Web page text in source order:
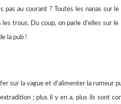
au courant ? Toutes les nanas sur
trous. Du coup, on parle d’elles sur
la pub !
sur la vague et d’alimenter la rumeur
; plus il y en a, plus ils sont